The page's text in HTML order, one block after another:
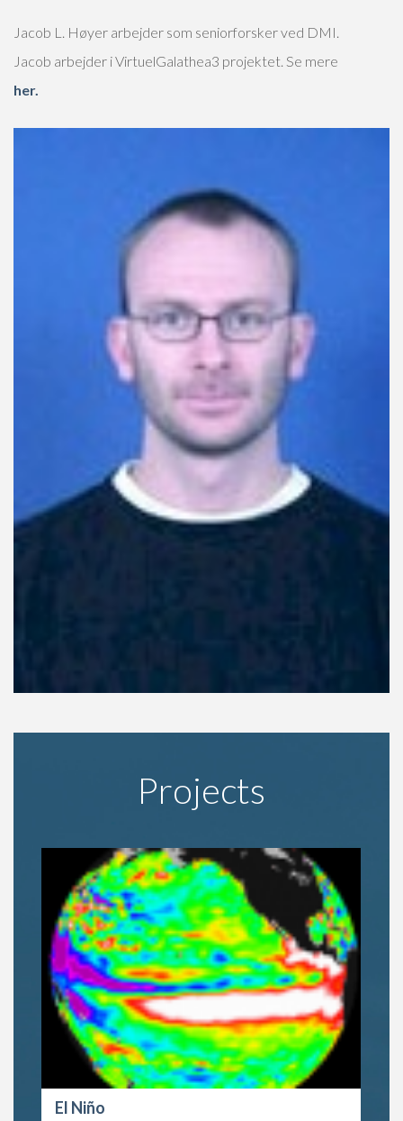
Jacob L. Høyer arbejder som seniorforsker ved DMI.
Jacob arbejder i VirtuelGalathea3 projektet. Se mere
her.
Projects
El Niño